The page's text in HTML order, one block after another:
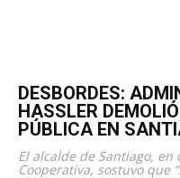
DESBORDES:
HASSLER
PÚBLICA EN
El alcalde de Santiago, en
Cooperativa, sostuvo que